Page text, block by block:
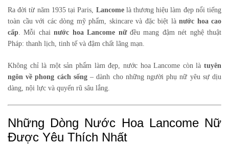
Ra đời từ năm 1935 tại Paris, Lancomelà thương hiệu làm đẹp nổi tiếng
toàn cầu với các dòng mỹ phẩm, skincare và đặc biệt là nước hoa cao
cấp. Mỗi chainước hoa Lancome nữđều mang đậm nét nghệ thuật
Pháp: thanh lịch, tinh tế và đậm chất lãng mạn.
Không chỉ là một sản phẩm làm đẹp, nước hoa Lancome còn là tuyên
ngôn về phong cách sống– dành cho những người phụ nữ yêu sự dịu
dàng, nội lực và quyến rũ sâu lắng.
Những Dòng Nước Hoa Lancome Nữ
Được Yêu Thích Nhất